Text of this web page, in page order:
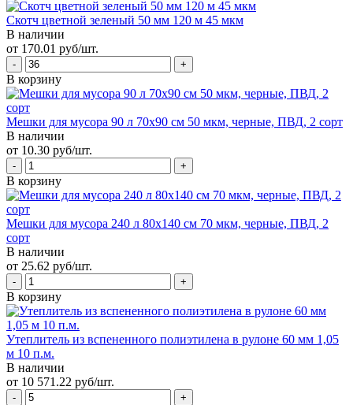
Скотч цветной зеленый 50 мм 120 м 45 мкм
В наличии
от 170.01 руб/шт.
В корзину
Мешки для мусора 90 л 70х90 см 50 мкм, черные, ПВД, 2 сорт
В наличии
от 10.30 руб/шт.
В корзину
Мешки для мусора 240 л 80х140 см 70 мкм, черные, ПВД, 2
сорт
В наличии
от 25.62 руб/шт.
В корзину
Утеплитель из вспененного полиэтилена в рулоне 60 мм 1,05
м 10 п.м.
В наличии
от 10 571.22 руб/шт.